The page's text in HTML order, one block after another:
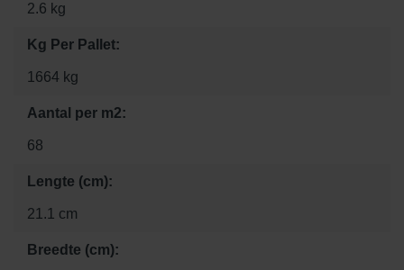
2.6 kg
Kg Per Pallet:
1664 kg
Aantal per m2:
68
Lengte (cm):
21.1 cm
Breedte (cm):